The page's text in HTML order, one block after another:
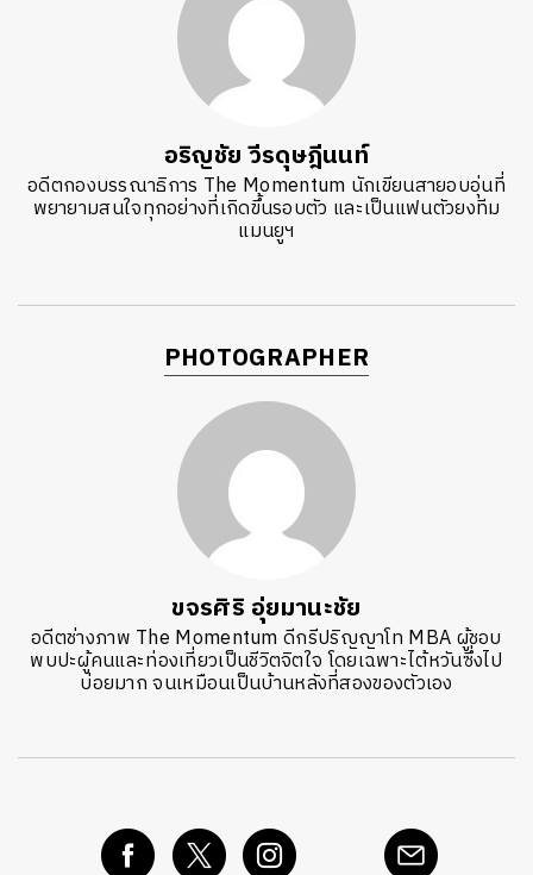
อริญชัย วีรดุษฎีนนท์
อดีตกองบรรณาธิการ The Momentum นักเขียนสายอบอุ่นที่
พยายามสนใจทุกอย่างที่เกิดขึ้นรอบตัว และเป็นแฟนตัวยงทีม
แมนยูฯ
PHOTOGRAPHER
ขจรศิริ อุ่ยมานะชัย
อดีตช่างภาพ The Momentum ดีกรีปริญญาโท MBA ผู้ชอบ
พบปะผู้คนและท่องเที่ยวเป็นชีวิตจิตใจ โดยเฉพาะไต้หวันซึ่งไป
บ่อยมาก จนเหมือนเป็นบ้านหลังที่สองของตัวเอง